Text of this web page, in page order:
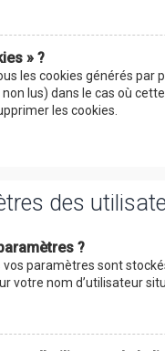
» ?
les cookies générés
lus) dans le cas où
les cookies.
des
?
paramètres sont
votre nom d’utilisateur